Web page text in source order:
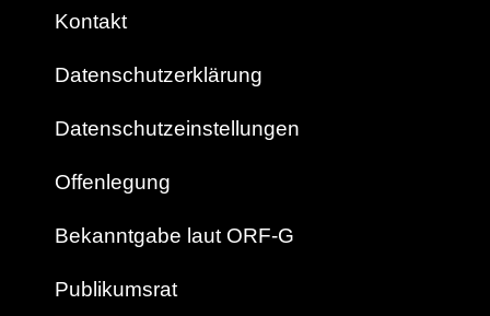
Kontakt
Datenschutzerklärung
Datenschutzeinstellungen
Offenlegung
Bekanntgabe laut ORF-G
Publikumsrat